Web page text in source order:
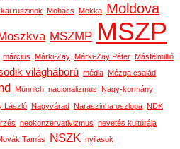
ruszinok Mohács Mokka Moldova
MSZMP MSZP
március Márki-Zay Márki-Zay Péter Másfélmillió
világháború média Mézga család
Münnich nacionalizmus Nagy-kormány
László Nagyvárad Naraszinha oszlopa NDK
neokonzervativizmus nevetés kultúrája
Tamás NSZK nyilasok